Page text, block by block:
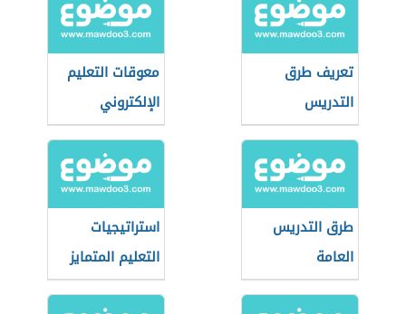
تعريف طرق
التدريس
معوقات التعليم
الإلكتروني
طرق التدريس
العامة
استراتيجيات
التعليم المتمايز